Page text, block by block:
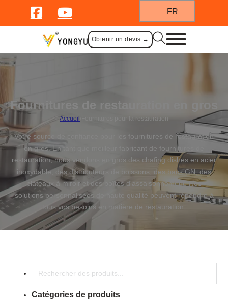
FR
Obtenir un devis →
Fournitures de restauration en gros
Accueil Fournitures pour la restauration
Votre source de confiance pour les fournitures de restauration
en gros. En tant que meilleur fabricant de fournitures de
restauration, nous vendons en gros des chafing dishes en acier
inoxydable, des distributeurs de boissons, des bacs GN, des
plateaux à miroir et des boîtes d'assaisonnement. Nos
solutions personnalisées de haute qualité peuvent répondre à
tous vos besoins en matière de restauration.
Catégories de produits